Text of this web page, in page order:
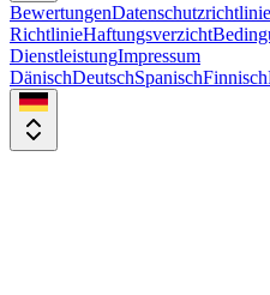
BewertungenDatenschutzrichtlinie
RichtlinieHaftungsverzicht
DienstleistungImpressum
DänischDeutschSpanischFinnisch